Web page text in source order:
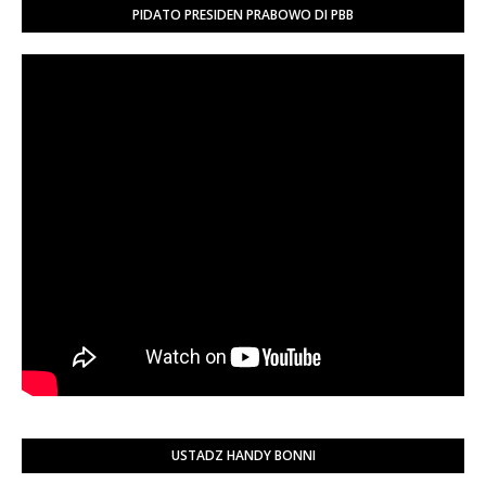
PIDATO PRESIDEN PRABOWO DI PBB
USTADZ HANDY BONNI